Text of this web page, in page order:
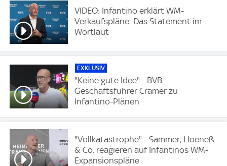
VIDEO: Infantino erklärt WM-
Verkaufspläne: Das Statement im
Wortlaut
EXKLUSIV
"Keine gute Idee" - BVB-
Geschäftsführer Cramer zu
Infantino-Plänen
"Vollkatastrophe" - Sammer, Hoeneß
& Co. reagieren auf Infantinos WM-
Expansionspläne